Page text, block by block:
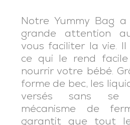
Notre Yummy Bag
grande attention
vous faciliter la vie.
ce qui le rend
nourrir votre bébé.
forme de bec, les
versés sans se
mécanisme de
garantit que tout